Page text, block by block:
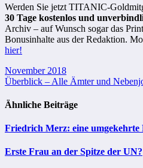
Werden Sie jetzt TITANIC-
30 Tage kostenlos und
Archiv – auf Wunsch sogar das
Bonusinhalte aus der Redaktion.
hier!
Beitragsnavigation
November 2018
Überblick – Alle Ämter und
Ähnliche Beiträge
Friedrich Merz: eine umgekehrte
Erste Frau an der Spitze der UN?